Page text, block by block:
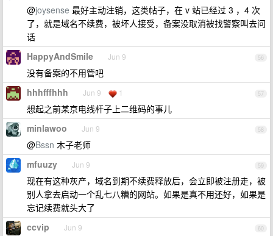
@joysense 最好主动注销，这类帖子，在 v 站已经过 3 ，4 次
了，就是域名不续费，被坏人接受，备案没取消被找警察叫去问
话
56
HappyAndSmile Jun 9
没有备案的不用管吧
57
hhhfffhhh Jun 9 1
想起之前某京电线杆子上二维码的事儿
58
minlawoo Jun 9
@Bssn 木子老师
59
mfuuzy Jun 9
现在有这种灰产，域名到期不续费释放后，会立即被注册走，被
别人拿去启动一个乱七八糟的网站。如果是真不用还好，如果是
忘记续费就头大了
60
ccvip Jun 9